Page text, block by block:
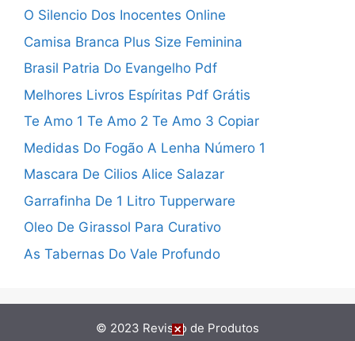
O Silencio Dos Inocentes Online
Camisa Branca Plus Size Feminina
Brasil Patria Do Evangelho Pdf
Melhores Livros Espíritas Pdf Grátis
Te Amo 1 Te Amo 2 Te Amo 3 Copiar
Medidas Do Fogão A Lenha Número 1
Mascara De Cilios Alice Salazar
Garrafinha De 1 Litro Tupperware
Oleo De Girassol Para Curativo
As Tabernas Do Vale Profundo
© 2023 Revisão de Produtos